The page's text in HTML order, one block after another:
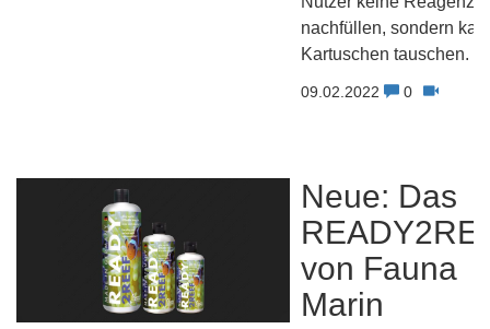
nachfüllen, sondern
Kartuschen tauschen.
09.02.2022 0
Neue: Das
von Fauna
Marin